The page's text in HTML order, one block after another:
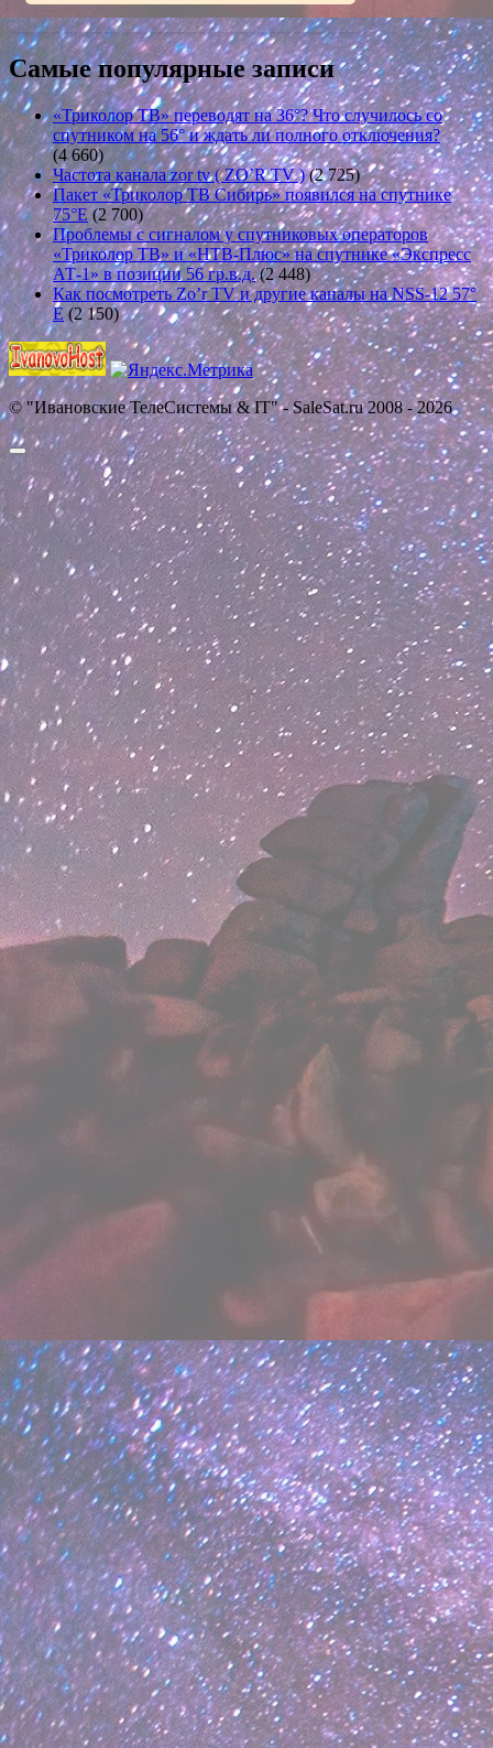
Самые популярные записи
«Триколор ТВ» переводят на 36°? Что случилось со
спутником на 56° и ждать ли полного отключения?
(4 660)
Частота канала zor tv ( ZO’R TV ) (2 725)
Пакет «Триколор ТВ Сибирь» появился на спутнике
75°E (2 700)
Проблемы с сигналом у спутниковых операторов
«Триколор ТВ» и «НТВ-Плюс» на спутнике «Экспресс
АТ-1» в позиции 56 гр.в.д. (2 448)
Как посмотреть Zo’r TV и другие каналы на NSS-12 57°
E (2 150)
© "Ивановские ТелеСистемы & IT" - SaleSat.ru 2008 - 2026
Прокрутить
вверх